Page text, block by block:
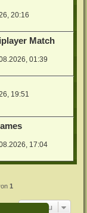
20:16
Match
01:39
19:51
17:04
1
Gehe zu